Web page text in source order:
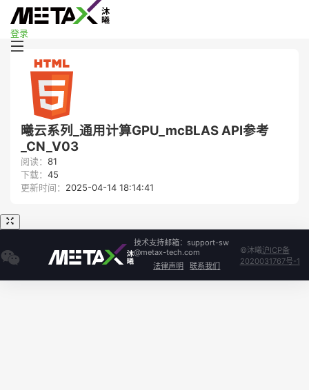
登录
曦云系列_通用计算GPU_mcBLAS API参考
_CN_V03
阅读： 81
下载： 45
更新时间： 2025-04-14 18:14:41
技术支持邮箱：support-sw
@metax-tech.com
法律声明
联系我们
©沐曦沪ICP备
2020031767号-1